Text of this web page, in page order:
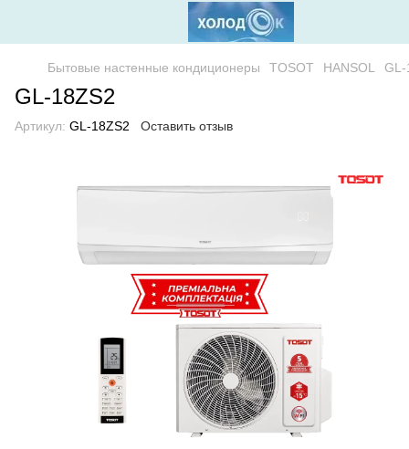
Бытовые настенные кондиционеры TOSOT HANSOL
GL-18ZS2
Артикул: GL-18ZS2 Оставить отзыв